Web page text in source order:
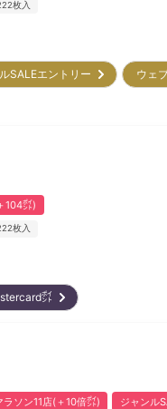
枚入
SALEエントリー ウェ
104㌽)
枚入
㌽
ラソン11店(＋10倍㌽) ジャンル